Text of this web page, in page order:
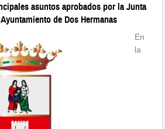
asuntos aprobados por la Junta
de Dos Hermanas
En
la